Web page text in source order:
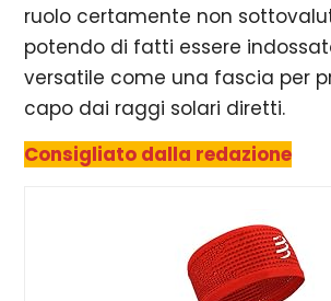
ruolo certamente non
potendo di fatti essere
versatile come una fascia per
capo dai raggi solari diretti.
Consigliato dalla redazione